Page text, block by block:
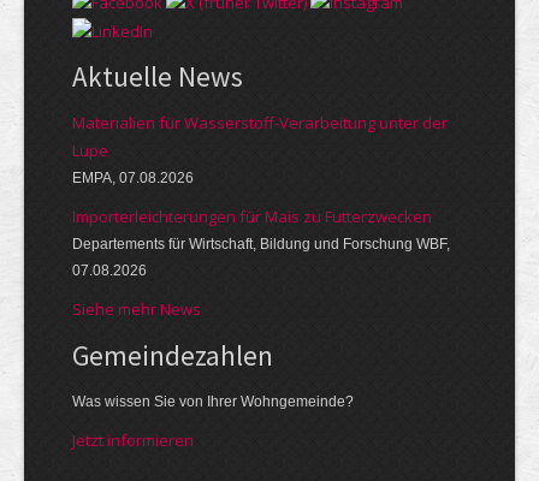
Aktuelle News
Materialien für Wasserstoff-Verarbeitung unter der
Lupe
EMPA, 07.08.2026
Importerleichterungen für Mais zu Futterzwecken
Departements für Wirtschaft, Bildung und Forschung WBF,
07.08.2026
Siehe mehr News
Gemeinde­zahlen
Was wissen Sie von Ihrer Wohngemeinde?
Jetzt informieren